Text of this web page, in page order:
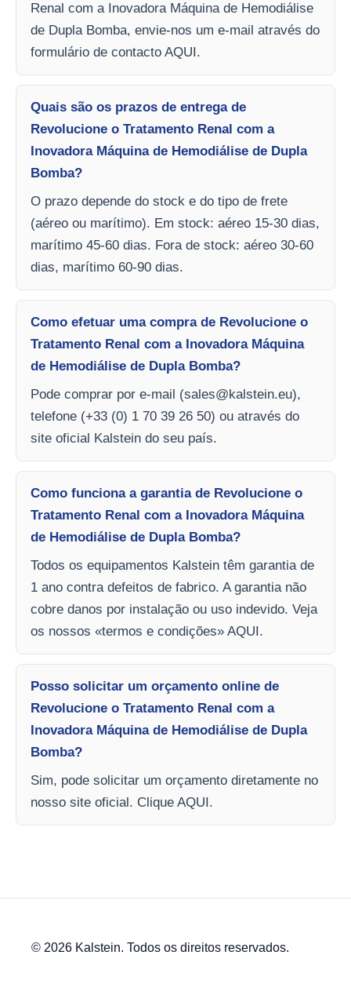
Renal com a Inovadora Máquina de Hemodiálise
de Dupla Bomba, envie-nos um e-mail através do
formulário de contacto AQUI.
Quais são os prazos de entrega de
Revolucione o Tratamento Renal com a
Inovadora Máquina de Hemodiálise de Dupla
Bomba?
O prazo depende do stock e do tipo de frete
(aéreo ou marítimo). Em stock: aéreo 15-30 dias,
marítimo 45-60 dias. Fora de stock: aéreo 30-60
dias, marítimo 60-90 dias.
Como efetuar uma compra de Revolucione o
Tratamento Renal com a Inovadora Máquina
de Hemodiálise de Dupla Bomba?
Pode comprar por e-mail (sales@kalstein.eu),
telefone (+33 (0) 1 70 39 26 50) ou através do
site oficial Kalstein do seu país.
Como funciona a garantia de Revolucione o
Tratamento Renal com a Inovadora Máquina
de Hemodiálise de Dupla Bomba?
Todos os equipamentos Kalstein têm garantia de
1 ano contra defeitos de fabrico. A garantia não
cobre danos por instalação ou uso indevido. Veja
os nossos «termos e condições» AQUI.
Posso solicitar um orçamento online de
Revolucione o Tratamento Renal com a
Inovadora Máquina de Hemodiálise de Dupla
Bomba?
Sim, pode solicitar um orçamento diretamente no
nosso site oficial. Clique AQUI.
© 2026 Kalstein. Todos os direitos reservados.